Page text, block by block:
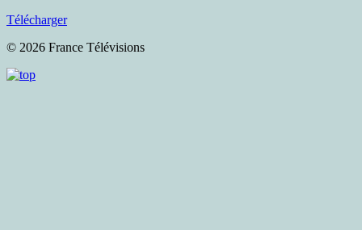
Télécharger
© 2026 France Télévisions